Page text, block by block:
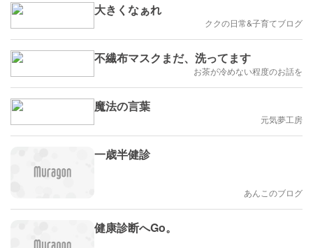
大きくなぁれ
ククの日常&子育てブログ
不繊布マスクまだ、洗ってます
お茶が冷めない程度のお話を
魔法の言葉
元気夢工房
一歳半健診
あんこのブログ
健康診断へGo。